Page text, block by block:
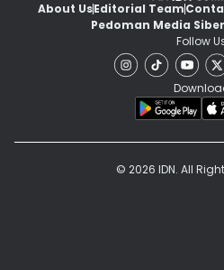
About UsEditorial Team
Pedoman Media Siber
Follow
© 2026 IDN. All